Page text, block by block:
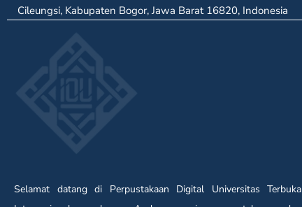
Cileungsi, Kabupaten Bogor, Jawa Barat 16820, Indonesia
Selamat datang di Perpustakaan Digital Universitas Terbuka